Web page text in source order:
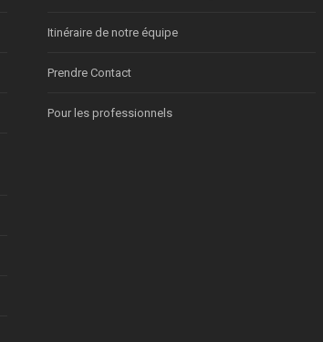
Itinéraire de notre équipe
Prendre Contact
Pour les professionnels